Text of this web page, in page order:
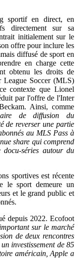
sportif en direct, en
directement sur sa
initialement sur le
offre pour inclure les
diffusé de sport en
en charge cette
obtenu les droits de
League Soccer (MLS)
contexte que Lionel
par l'offre de l'Inter
Ainsi, comme
de diffusion du
de reverser une partie
au MLS Pass à
share qui comprend
séries autour du
sportives est récente
le sport demeure un
et le grand public et
depuis 2022. Ecofoot
sur le marché
de deux rencontres
investissement de 85
américain, Apple a